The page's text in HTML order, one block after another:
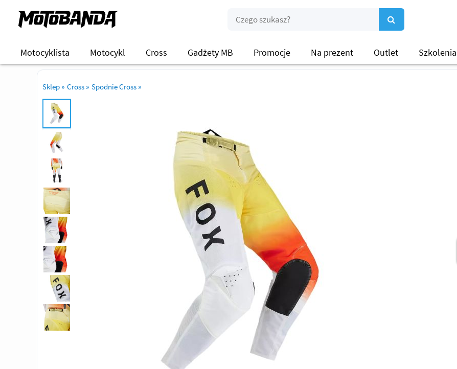
Motocyklista Motocykl Cross Gadżety MB Promocje Na prezent Outlet Szkolenia
Sklep » Cross » Spodnie Cross »